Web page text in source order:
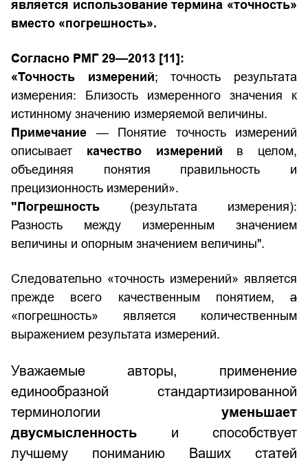
является использование термина «точность»
вместо «погрешность».
Согласно РМГ 29—2013 [11]:
«Точность измерений; точность результата
измерения: Близость измеренного значения к
истинному значению измеряемой величины.
Примечание — Понятие точность измерений
описывает качество измерений в целом,
объединяя понятия правильность и
прецизионность измерений».
"Погрешность (результата измерения):
Разность между измеренным значением
величины и опорным значением величины".
Следовательно «точность измерений» является
прежде всего качественным понятием, а
«погрешность» является количественным
выражением результата измерений.
Уважаемые авторы, применение
единообразной стандартизированной
терминологии уменьшает
двусмысленность и способствует
лучшему пониманию Ваших статей